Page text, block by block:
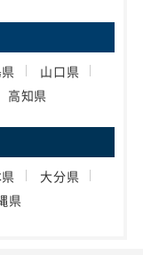
山口県
高知県
大分県
県